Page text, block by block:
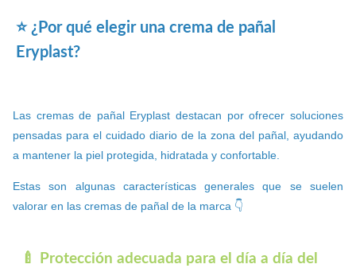
⭐ ¿Por qué elegir una crema de pañal
Eryplast?
Las cremas de pañal Eryplast destacan por ofrecer soluciones
pensadas para el cuidado diario de la zona del pañal, ayudando
a mantener la piel protegida, hidratada y confortable.
Estas son algunas características generales que se suelen
valorar en las cremas de pañal de la marca 👇
🍼 Protección adecuada para el día a día del